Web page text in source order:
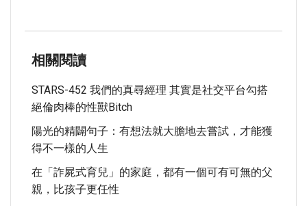
相關閱讀
STARS-452 我們的真尋經理 其實是社交平台勾搭
絕倫肉棒的性獸bitch
陽光的精闢句子：有想法就大膽地去嘗試，才能獲
得不一樣的人生
在「詐屍式育兒」的家庭，都有一個可有可無的父
親，比孩子更任性